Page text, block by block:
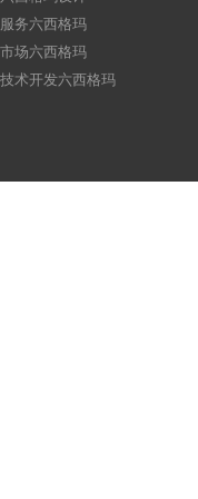
服务六西格玛
市场六西格玛
技术开发六西格玛